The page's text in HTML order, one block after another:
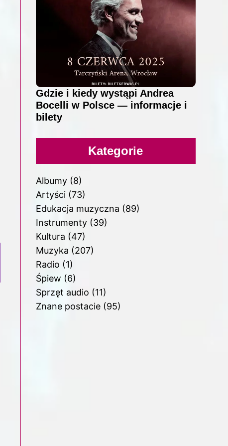
Gdzie i kiedy wystąpi Andrea
Bocelli w Polsce — informacje i
bilety
Kategorie
Albumy(8)
Artyści(73)
Edukacja muzyczna (89)
Instrumenty(39)
Kultura (47)
Muzyka (207)
Radio (1)
Śpiew (6)
Sprzęt audio (11)
Znane postacie(95)